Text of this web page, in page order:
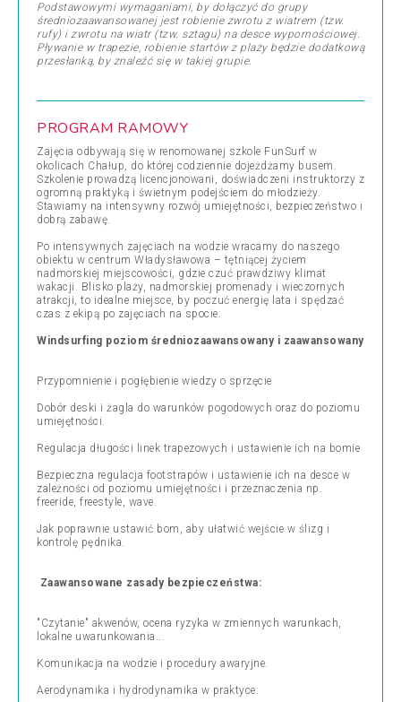
Podstawowymi wymaganiami, by dołączyć do grupy
średniozaawansowanej jest robienie zwrotu z wiatrem (tzw.
rufy) i zwrotu na wiatr (tzw. sztagu) na desce wypornościowej.
Pływanie w trapezie, robienie startów z plaży będzie dodatkową
przesłanką, by znaleźć się w takiej grupie.
PROGRAM RAMOWY
Zajęcia odbywają się w renomowanej szkole FunSurf w
okolicach Chałup, do której codziennie dojeżdżamy busem.
Szkolenie prowadzą licencjonowani, doświadczeni instruktorzy z
ogromną praktyką i świetnym podejściem do młodzieży.
Stawiamy na intensywny rozwój umiejętności, bezpieczeństwo i
dobrą zabawę.
Po intensywnych zajęciach na wodzie wracamy do naszego
obiektu w centrum Władysławowa – tętniącej życiem
nadmorskiej miejscowości, gdzie czuć prawdziwy klimat
wakacji. Blisko plaży, nadmorskiej promenady i wieczornych
atrakcji, to idealne miejsce, by poczuć energię lata i spędzać
czas z ekipą po zajęciach na spocie.
Windsurfing poziom średniozaawansowany i zaawansowany
Przypomnienie i pogłębienie wiedzy o sprzęcie
Dobór deski i żagla do warunków pogodowych oraz do poziomu
umiejętności.
Regulacja długości linek trapezowych i ustawienie ich na bomie
Bezpieczna regulacja footstrapów i ustawienie ich na desce w
zależności od poziomu umiejętności i przeznaczenia np.
freeride, freestyle, wave.
Jak poprawnie ustawić bom, aby ułatwić wejście w ślizg i
kontrolę pędnika.
Zaawansowane zasady bezpieczeństwa:
"Czytanie" akwenów, ocena ryzyka w zmiennych warunkach,
lokalne uwarunkowania...
Komunikacja na wodzie i procedury awaryjne.
Aerodynamika i hydrodynamika w praktyce: